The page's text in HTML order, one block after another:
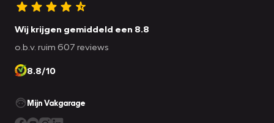
Wij krijgen gemiddeld een 8.8
o.b.v. ruim 607 reviews
8.8/10
Mijn Vakgarage